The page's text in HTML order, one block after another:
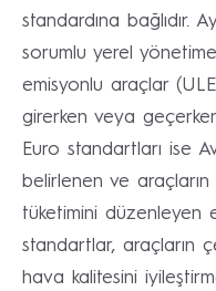
standardına bağlıdır.
sorumlu yerel
emisyonlu araçlar
girerken veya
Euro standartları ise
belirlenen ve araçların
tüketimini düzenleyen
standartlar, araçların
hava kalitesini